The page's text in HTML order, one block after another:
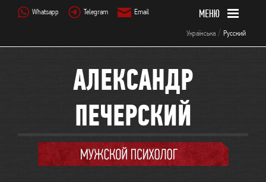
Whatsapp Telegram Email
Українська / Русский
АЛЕКСАНДР
ПЕЧЕРСКИЙ